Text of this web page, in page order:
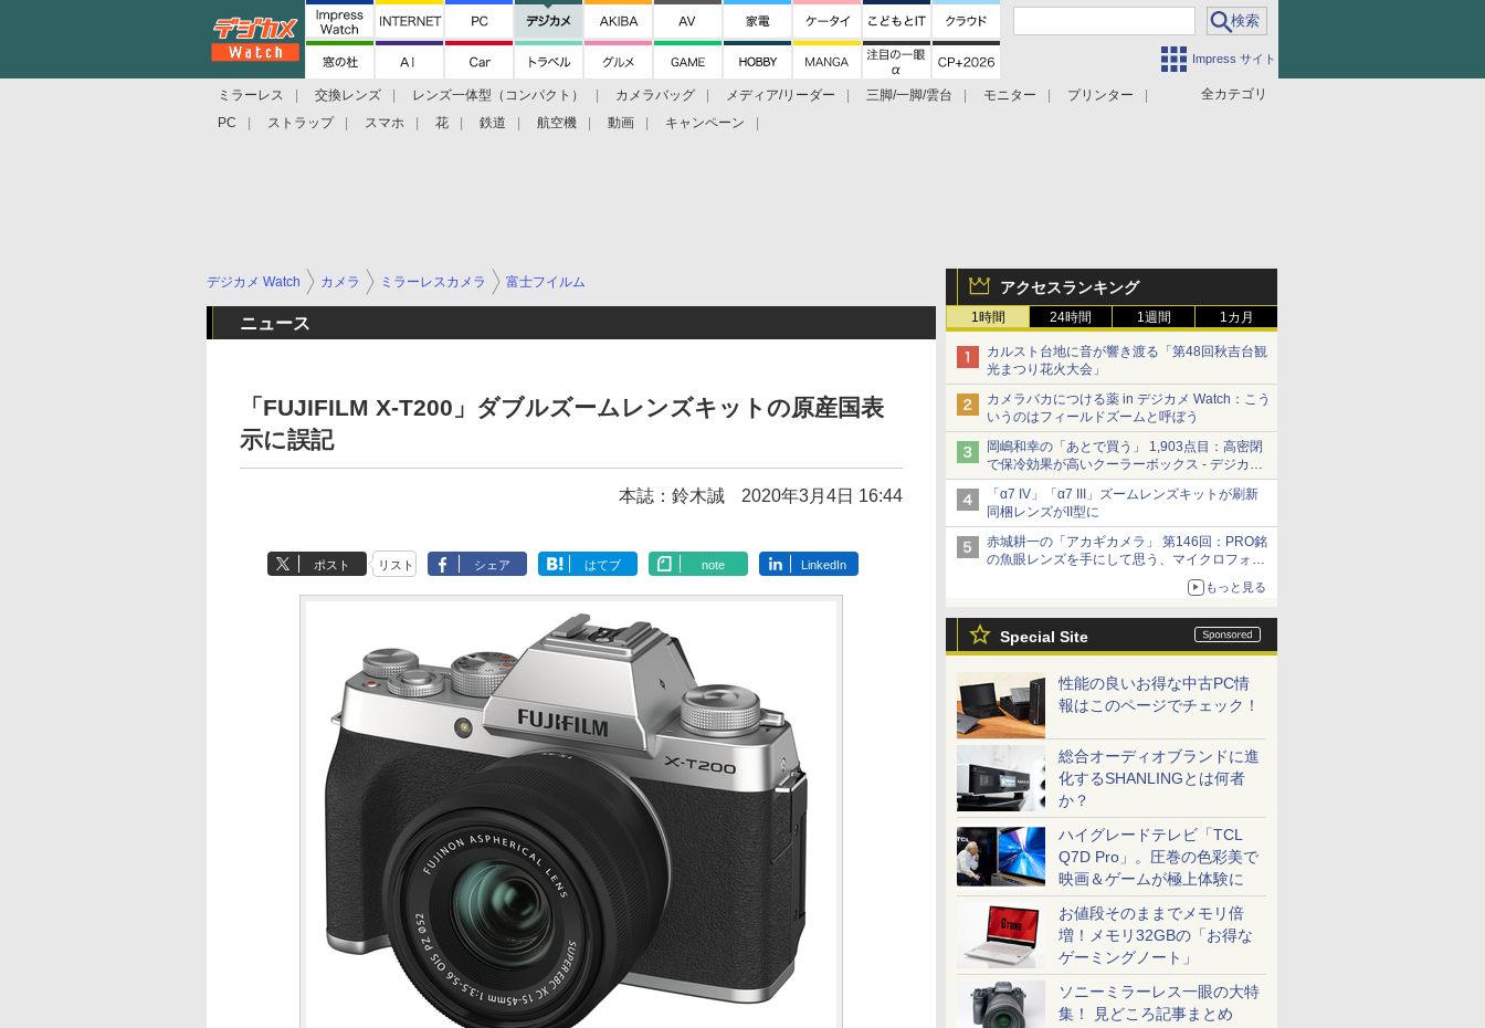
Impress サイト
全カテゴリ
ミラーレス 交換レンズ レンズ一体型（コンパクト） カメラバッグ メディア/リーダー 三脚/一脚/雲台 モニター
プリンター
PC
ストラップ スマホ 花 鉄道 航空機 動画 キャンペーン
アクセスランキング
1時間 24時間 1週間 1カ月
カルスト台地に音が響き渡る「第48回秋吉台観
光まつり花火大会」
カメラバカにつける薬 in デジカメ Watch：こう
いうのはフィールドズームと呼ぼう
岡嶋和幸の「あとで買う」 1,903点目：高密閉
で保冷効果が高いクーラーボックス - デジカメ
Watch
「α7 IV」「α7 III」ズームレンズキットが刷新
同梱レンズがII型に
赤城耕一の「アカギカメラ」 第146回：PRO銘
の魚眼レンズを手にして思う、マイクロフォー
もっと見る
Special Site
性能の良いお得な中古PC情
報はこのページでチェック！
総合オーディオブランドに進
化するSHANLINGとは何者
か？
ハイグレードテレビ「TCL
Q7D Pro」。圧巻の色彩美で
映画＆ゲームが極上体験に
お値段そのままでメモリ倍
増！メモリ32GBの「お得な
ゲーミングノート」
ソニーミラーレス一眼の大特
集！ 見どころ記事まとめ
デジカメ Watch カメラ ミラーレスカメラ 富士フイルム
ニュース
「FUJIFILM X-T200」ダブルズームレンズキットの原産国表
示に誤記
本誌：鈴木誠 2020年3月4日 16:44
ポスト リスト シェア はてブ note LinkedIn